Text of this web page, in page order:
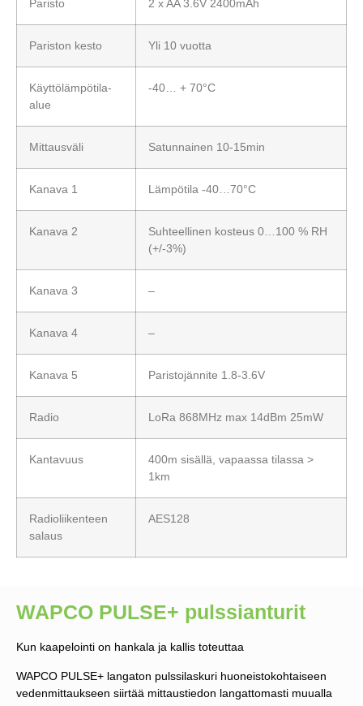
Paristo 2 x AA 3.6V 2400mAh
Pariston kesto Yli 10 vuotta
Käyttölämpötila-
alue
-40… + 70°C
Mittausväli Satunnainen 10-15min
Kanava 1 Lämpötila -40…70°C
Kanava 2
Suhteellinen kosteus 0…100 % RH
(+/-3%)
Kanava 3 –
Kanava 4 –
Kanava 5 Paristojännite 1.8-3.6V
Radio LoRa 868MHz max 14dBm 25mW
Kantavuus
400m sisällä, vapaassa tilassa >
1km
Radioliikenteen
salaus
AES128
WAPCO PULSE+ pulssianturit
Kun kaapelointi on hankala ja kallis toteuttaa
WAPCO PULSE+ langaton pulssilaskuri huoneistokohtaiseen
vedenmittaukseen siirtää mittaustiedon langattomasti muualla